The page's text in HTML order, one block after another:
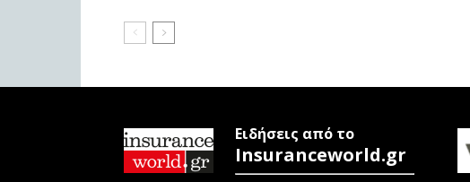
Ειδήσεις από το
Insuranceworld.gr